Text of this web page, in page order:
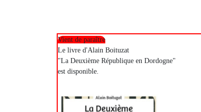
Vient de paraître
Le livre d'Alain Boituzat
"La Deuxième République en Dordogne"
est disponible.